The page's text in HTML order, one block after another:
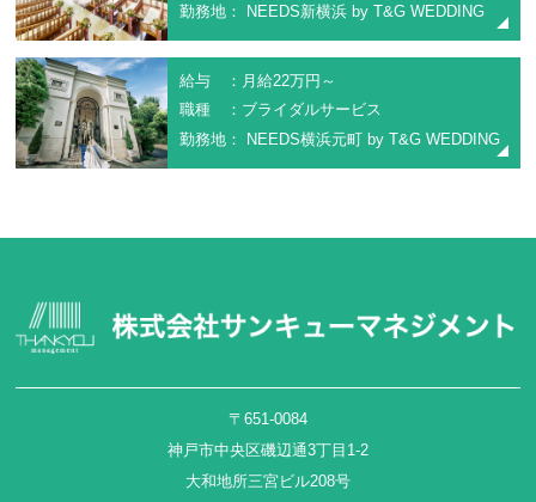
勤務地： NEEDS新横浜 by T&G WEDDING
給与 ：月給22万円～
職種 ：ブライダルサービス
勤務地： NEEDS横浜元町 by T&G WEDDING
〒651-0084
神戸市中央区磯辺通3丁目1-2
大和地所三宮ビル208号